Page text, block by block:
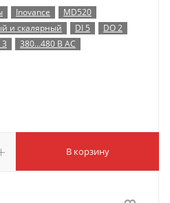
Inovance
MD520
и скалярный DI 5
DO 2
3 380…480 В AC
В корзину